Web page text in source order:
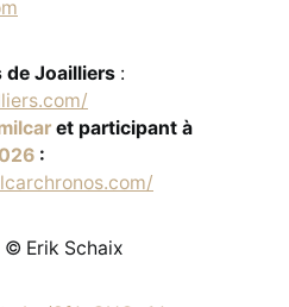
de Joailliers :
et participant à
:
© Erik Schaix